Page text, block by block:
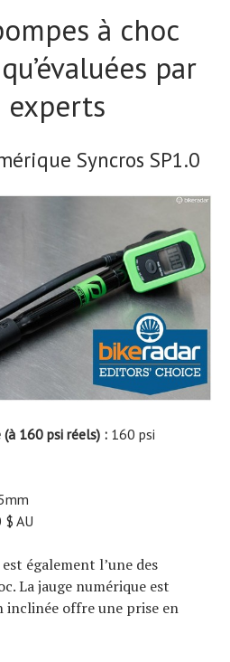
à choc
par
experts
Syncros SP1.0
160 psi réels) : 160 psi
AU
également l’une des
La jauge numérique est
inclinée offre une prise en